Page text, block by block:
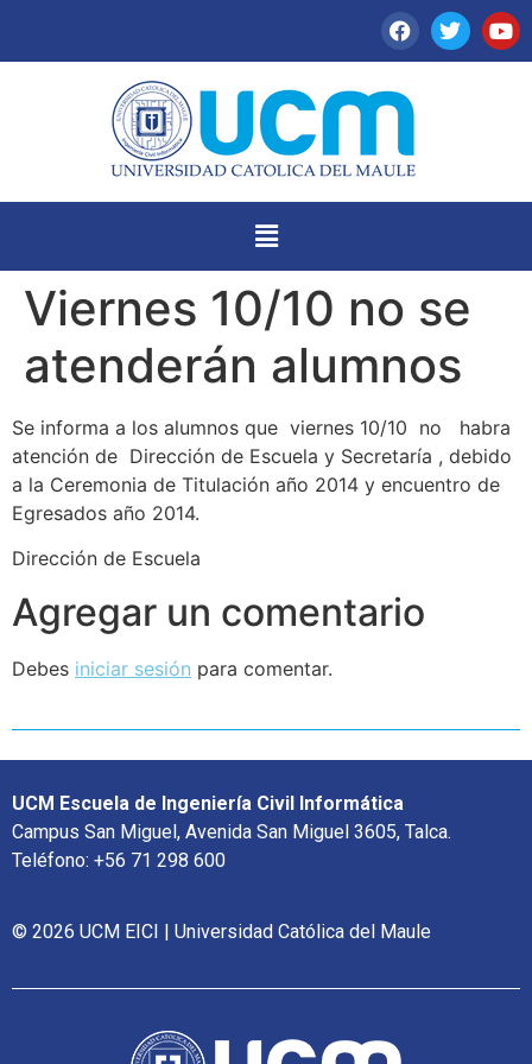
Viernes 10/10 no se
atenderán alumnos
Se informa a los alumnos que viernes 10/10 no habra
atención de Dirección de Escuela y Secretaría , debido
a la Ceremonia de Titulación año 2014 y encuentro de
Egresados año 2014.
Dirección de Escuela
Agregar un comentario
Debes iniciar sesión para comentar.
UCM Escuela de Ingeniería Civil Informática
Campus San Miguel, Avenida San Miguel 3605, Talca.
Teléfono: +56 71 298 600
© 2026 UCM EICI | Universidad Católica del Maule